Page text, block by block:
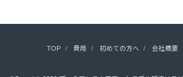
TOP 費用 初めての方へ 会社概要